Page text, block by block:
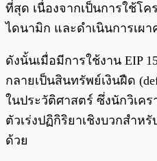
ที่สุด เนื่องจากเป็นการใช้โ
ไดนามิก และดำเนินการเผา
ดังนั้นเมื่อมีการใช้งาน EIP
กลายเป็นสินทรัพย์เงินฝืด
ในประวัติศาสตร์ ซึ่งนักวิเค
ตัวเร่งปฏิกิริยาเชิงบวกสำหรั
ด้วย